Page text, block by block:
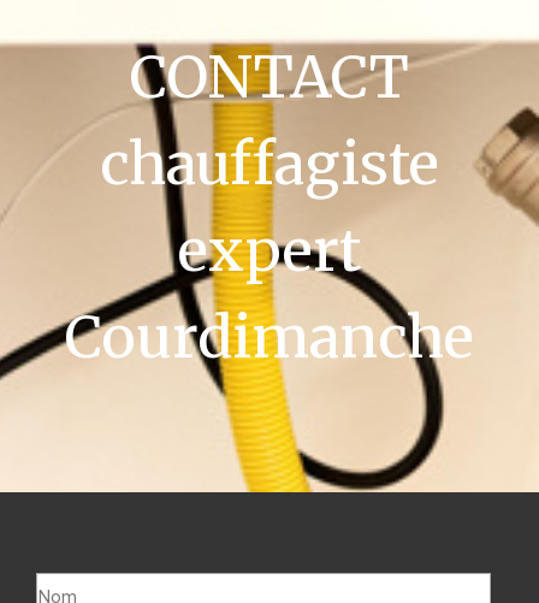
CONTACT
chauffagiste
expert
Courdimanche